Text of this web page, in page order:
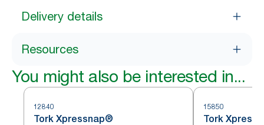
Delivery details
Resources
You might also be interested in...
12840
Tork Xpressnap®
15850
Tork